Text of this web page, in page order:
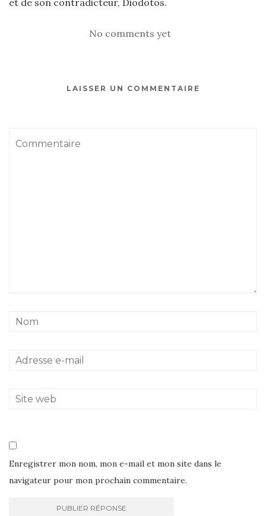
et de son contradicteur, Diodotos.
No comments yet
LAISSER UN COMMENTAIRE
Enregistrer mon nom, mon e-mail et mon site dans le
navigateur pour mon prochain commentaire.